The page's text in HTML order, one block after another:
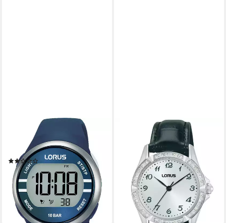
Quarzuhr Lorus Damen-
Uhren Digital Quarz, Sportuhr
(1)
40,00 €
lieferbar - in 2-3 Werktagen bei dir
Quarzuhr Classic Quarz
RG251YX9, Armbanduhr,
Damenuhr, Lederarmband,
analog
64,00 €
lieferbar - in 2-3 Werktagen bei dir